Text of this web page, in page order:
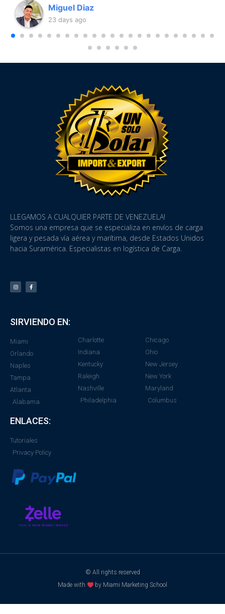
Miguel Diaz
23 days ago
LLEGAMOS A CUALQUIER PARTE DE VENEZUELA!
Somos una empresa que se especializa en envíos de carga
ligera y pesada vía aérea y marítima, desde Estados Unidos
hacia Suramérica. Especialistas en logística de Carga.
SIRVIENDO EN:
Miami
Orlando
Naples
Tampa
Atlanta
Alabama
ENLACES:
Tutoriales
Privacy Policy
Charlotte
Indiana
Kentucky
Raleigh
Nashville
Philadelphia
Chicago
Ohio
New Jersey
New York
Maryland
Columbus
© All rights reserved
Made with
by Miami Marketing School